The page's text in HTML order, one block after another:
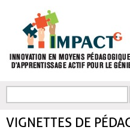
FORMULAIRE DE
VIGNETTES DE